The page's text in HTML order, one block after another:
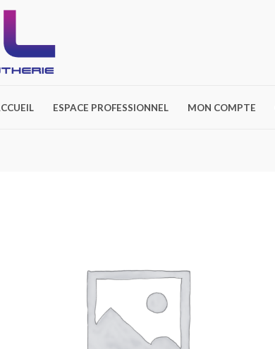
ESPACE PROFESSIONNEL MON COMPTE